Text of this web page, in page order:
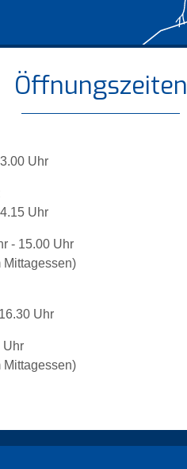
Öffnungszeiten
Uhr
Uhr
- 15.00 Uhr
Mittagessen)
Uhr
Uhr
Mittagessen)